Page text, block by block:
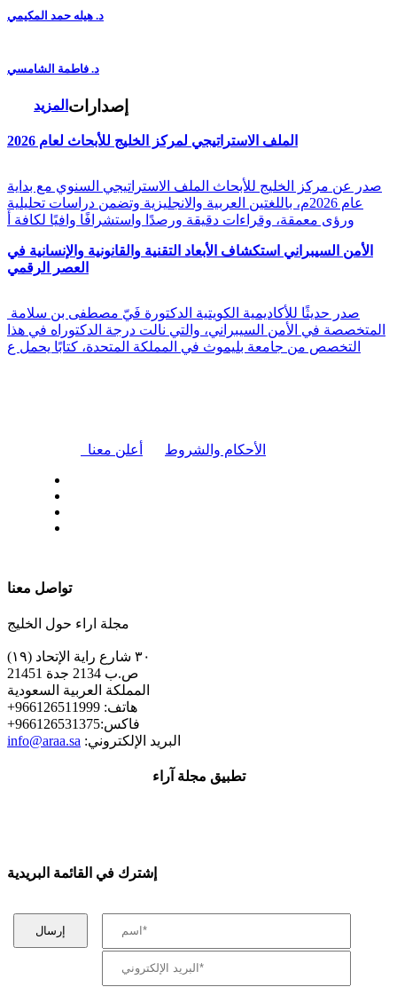
د. هيله حمد المكيمي
د. فاطمة الشامسي
المزيد إصدارات
الملف الاستراتيجي لمركز الخليج للأبحاث لعام 2026
صدر عن مركز الخليج للأبحاث الملف الاستراتيجي السنوي مع بداية
عام 2026م، باللغتين العربية والانجليزية وتضمن دراسات تحليلية
ورؤى معمقة، وقراءات دقيقة ورصدًا واستشرافًا وافيًا لكافة أ
الأمن السيبراني استكشاف الأبعاد التقنية والقانونية والإنسانية في
العصر الرقمي
المتخصصة في الأمن السيبراني، والتي نالت درجة الدكتوراه في هذا
التخصص من جامعة بليموث في المملكة المتحدة، كتابًا يحمل ع
أعلن معنا الأحكام والشروط
تواصل معنا
مجلة اراء حول الخليج
٣٠ شارع راية الإتحاد (١٩)
ص.ب 2134 جدة 21451
المملكة العربية السعودية
+هاتف: 966126511999
+فاكس:966126531375
info@araa.sa :البريد الإلكتروني
تطبيق مجلة آراء
إشترك في القائمة البريدية